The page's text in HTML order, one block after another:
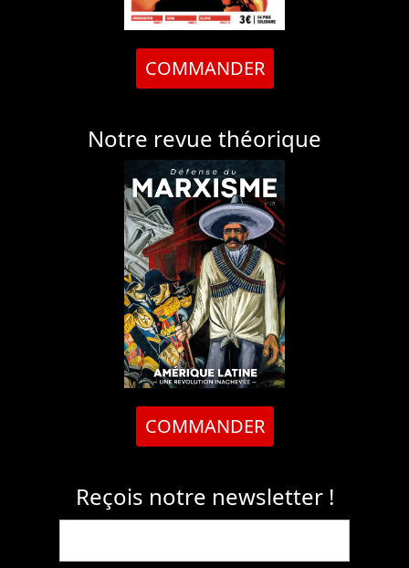
COMMANDER
Notre revue théorique
COMMANDER
Reçois notre newsletter !